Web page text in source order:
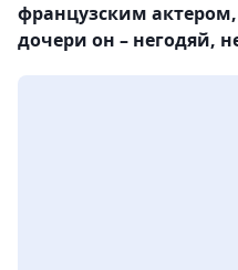
французским
дочери он – негодяй,